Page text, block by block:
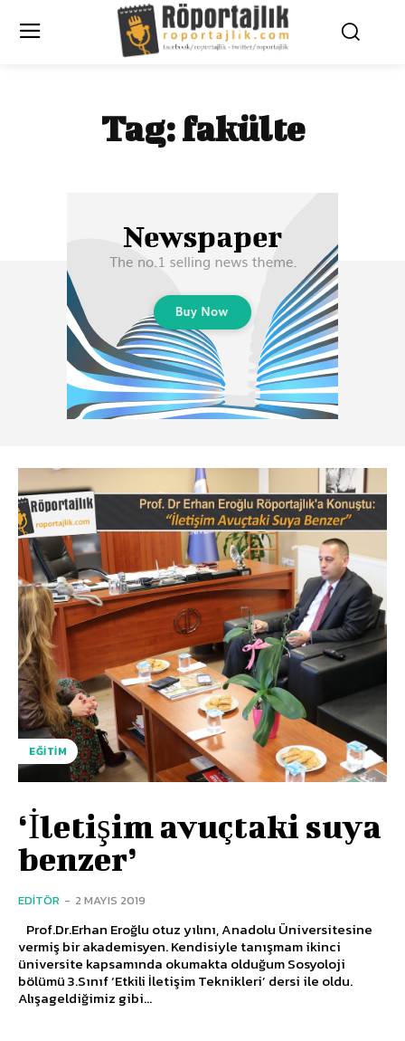
Tag:fakülte
EĞITIM
‘İletişim avuçtaki suya
benzer’
EDITÖR - 2 MAYIS 2019
Prof.Dr.Erhan Eroğlu otuz yılını, Anadolu Üniversitesine
vermiş bir akademisyen. Kendisiyle tanışmam ikinci
üniversite kapsamında okumakta olduğum Sosyoloji
bölümü 3.Sınıf ‘Etkili İletişim Teknikleri’ dersi ile oldu.
Alışageldiğimiz gibi...